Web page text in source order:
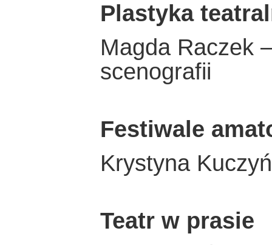
Plastyka
Magda Raczek
scenografii
Festiwale
Krystyna
Teatr w prasie